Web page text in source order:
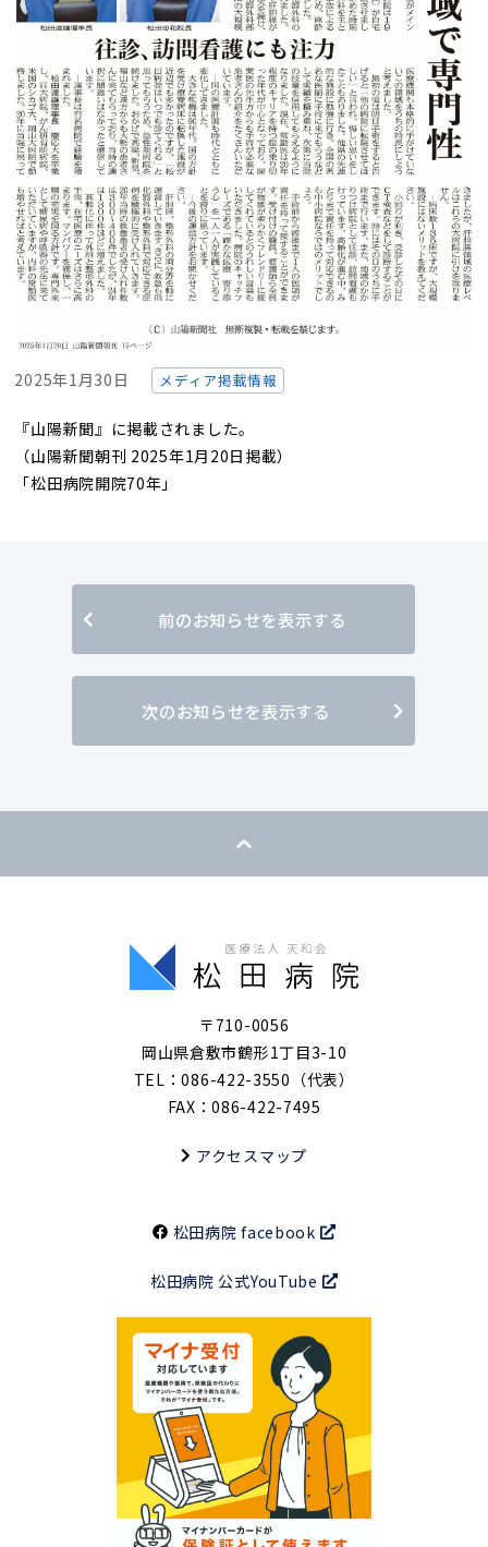
2025年1月30日 メディア掲載情報
『山陽新聞』に掲載されました。
（山陽新聞朝刊 2025年1月20日掲載）
「松田病院開院70年」
前のお知らせを表示する
次のお知らせを表示する
〒710-0056
岡山県倉敷市鶴形1丁目3-10
TEL：086-422-3550（代表）
FAX：086-422-7495
アクセスマップ
松田病院 facebook
松田病院 公式YouTube